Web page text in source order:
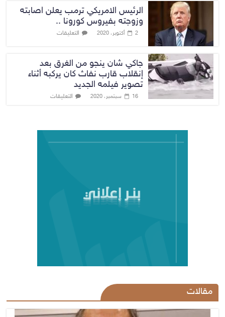
الرئيس الامريكي ترمب يعلن اصابته
وزوجته بفيروس كورونا ..
2 أكتوبر، 2020 التعليقات
جاكي شان ينجو من الغرق بعد
إنقلاب قارب نفاث كان يركبه أثناء
تصوير فيلمه الجديد
16 سبتمبر، 2020 التعليقات
مقالات